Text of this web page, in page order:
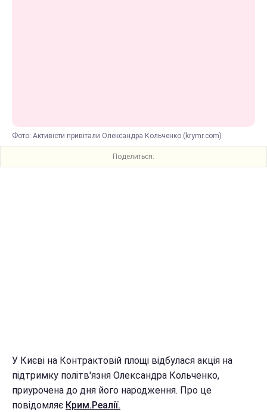
Фото: Активісти привітали Олександра Кольченко (krymr.com)
Поделиться:
У Києві на Контрактовій площі відбулася акція на
підтримку політв'язня Олександра Кольченко,
приурочена до дня його народження. Про це
повідомляє Крим.Реалії.